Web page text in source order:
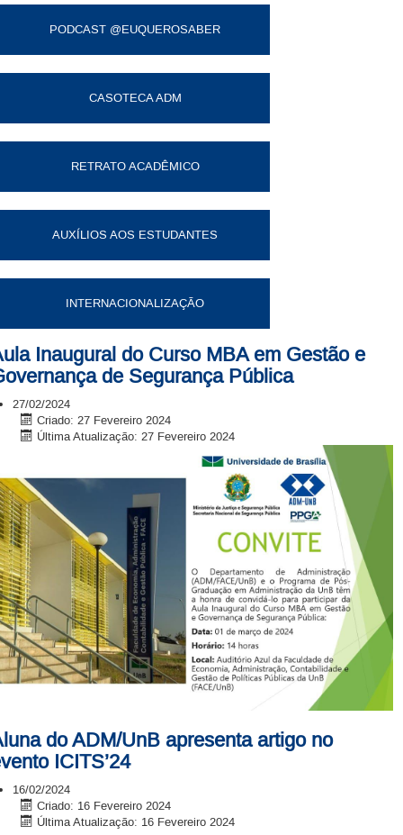
PODCAST @EUQUEROSABER
CASOTECA ADM
RETRATO ACADÊMICO
AUXÍLIOS AOS ESTUDANTES
INTERNACIONALIZAÇÃO
Inaugural do Curso MBA em Gestão e
de Segurança Pública
27/02/2024
Criado: 27 Fevereiro 2024
Última Atualização: 27 Fevereiro 2024
do ADM/UnB apresenta artigo no
ICITS’24
16/02/2024
Criado: 16 Fevereiro 2024
Última Atualização: 16 Fevereiro 2024